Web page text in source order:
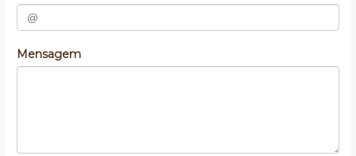
Mensagem